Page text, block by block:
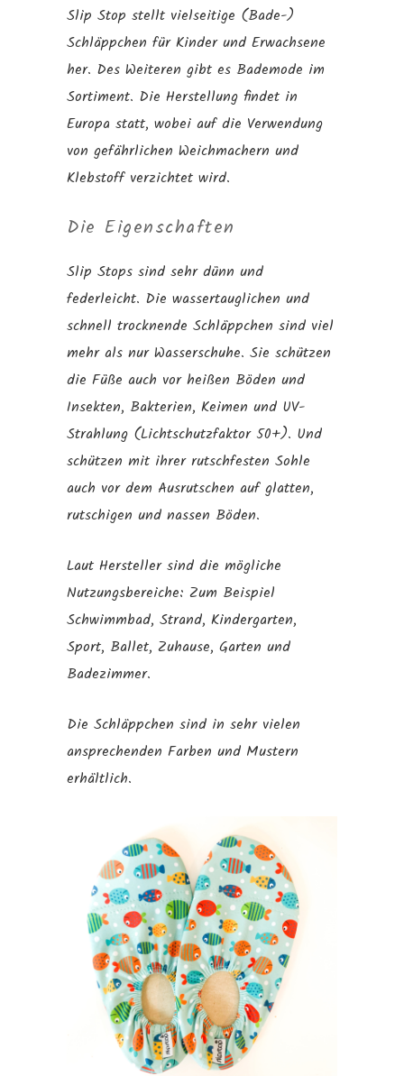
Slip Stop stellt vielseitige (Bade-)
Schläppchen für Kinder und Erwachsene
her. Des Weiteren gibt es Bademode im
Sortiment. Die Herstellung findet in
Europa statt, wobei auf die Verwendung
von gefährlichen Weichmachern und
Klebstoff verzichtet wird.
Die Eigenschaften
Slip Stops sind sehr dünn und
federleicht. Die wassertauglichen und
schnell trocknende Schläppchen sind viel
mehr als nur Wasserschuhe. Sie schützen
die Füße auch vor heißen Böden und
Insekten, Bakterien, Keimen und UV-
Strahlung (Lichtschutzfaktor 50+). Und
schützen mit ihrer rutschfesten Sohle
auch vor dem Ausrutschen auf glatten,
rutschigen und nassen Böden.
Laut Hersteller sind die mögliche
Nutzungsbereiche: Zum Beispiel
Schwimmbad, Strand, Kindergarten,
Sport, Ballet, Zuhause, Garten und
Badezimmer.
Die Schläppchen sind in sehr vielen
ansprechenden Farben und Mustern
erhältlich.